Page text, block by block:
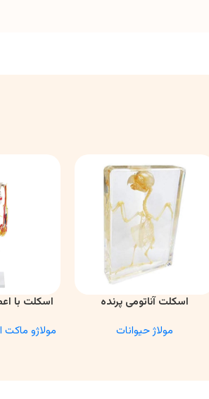
اطلاعات بیشتر
اسکلت آناتومی پرنده
مولاژ حیوانات
اطلاعات بیشتر
اسکلت با
مولاژو